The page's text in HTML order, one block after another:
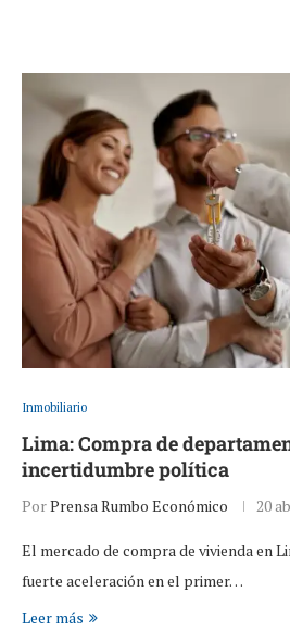
Inmobiliario
Lima: Compra de
incertidumbre política
PorPrensa Rumbo Económico 20
El mercado de compra de vivienda en
fuerte aceleración en el primer…
Leer más